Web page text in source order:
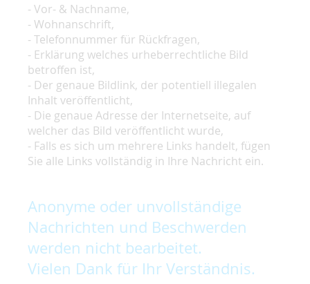
- Vor- & Nachname,
- Wohnanschrift,
- Telefonnummer für Rückfragen,
- Erklärung welches urheberrechtliche Bild
betroffen ist,
- Der genaue Bildlink, der potentiell illegalen
Inhalt veröffentlicht,
- Die genaue Adresse der Internetseite, auf
welcher das Bild veröffentlicht wurde,
- Falls es sich um mehrere Links handelt, fügen
Sie alle Links vollständig in Ihre Nachricht ein.
Anonyme oder unvollständige
Nachrichten und Beschwerden
werden nicht bearbeitet.
Vielen Dank für Ihr Verständnis.